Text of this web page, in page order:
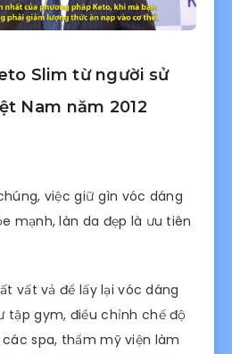
Slim từ người sử
Nam năm 2012
việc giữ gìn vóc dáng
mạnh, làn da đẹp là ưu tiên
vất vả để lấy lại vóc dáng
tập gym, điều chỉnh chế độ
spa, thẩm mỹ viện làm